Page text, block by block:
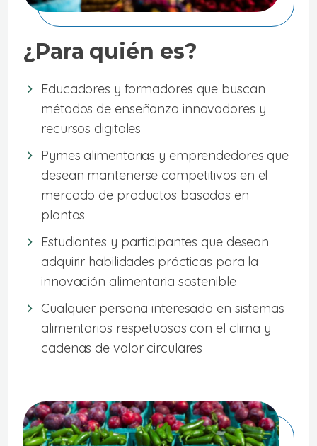
¿Para quién es?
Educadores y formadores que buscan
métodos de enseñanza innovadores y
recursos digitales
Pymes alimentarias y emprendedores que
desean mantenerse competitivos en el
mercado de productos basados en
plantas
Estudiantes y participantes que desean
adquirir habilidades prácticas para la
innovación alimentaria sostenible
Cualquier persona interesada en sistemas
alimentarios respetuosos con el clima y
cadenas de valor circulares